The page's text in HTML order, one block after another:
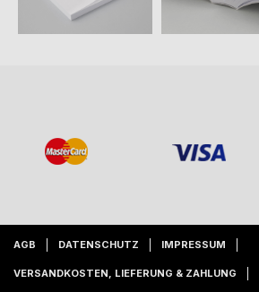
AGB DATENSCHUTZ IMPRESSUM
VERSANDKOSTEN, LIEFERUNG & ZAHLUNG